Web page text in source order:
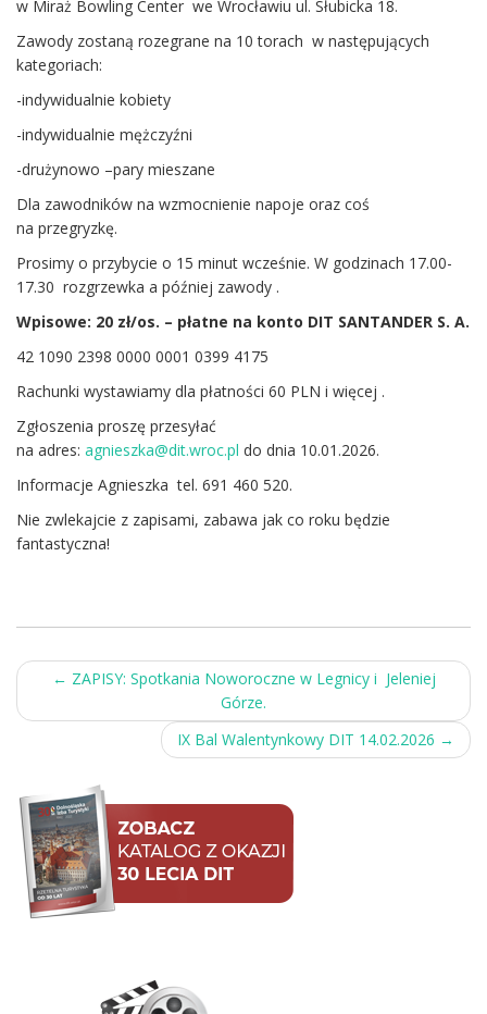
w Miraż Bowling Center we Wrocławiu ul. Słubicka 18.
Zawody zostaną rozegrane na 10 torach w następujących
kategoriach:
-indywidualnie kobiety
-indywidualnie mężczyźni
-drużynowo –pary mieszane
Dla zawodników na wzmocnienie napoje oraz coś
na przegryzkę.
Prosimy o przybycie o 15 minut wcześnie. W godzinach 17.00-
17.30 rozgrzewka a później zawody .
Wpisowe: 20 zł/os. – płatne na konto DIT SANTANDER S. A.
42 1090 2398 0000 0001 0399 4175
Rachunki wystawiamy dla płatności 60 PLN i więcej .
Zgłoszenia proszę przesyłać
na adres: agnieszka@dit.wroc.pl do dnia 10.01.2026.
Informacje Agnieszka tel. 691 460 520.
Nie zwlekajcie z zapisami, zabawa jak co roku będzie
fantastyczna!
Post
navigation
← ZAPISY: Spotkania Noworoczne w Legnicy i Jeleniej
Górze.
IX Bal Walentynkowy DIT 14.02.2026 →